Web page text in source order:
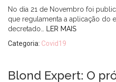
No dia 21 de Novembro foi
que regulamenta a aplicação do
decretado…
LER MAIS
Categoria: Covid19
Blond Expert: O